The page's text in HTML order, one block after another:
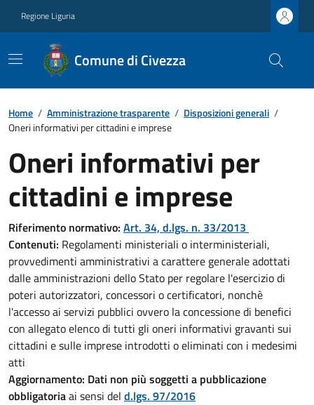
Regione Liguria
Comune di Civezza
Home / Amministrazione trasparente / Disposizioni generali /
Oneri informativi per cittadini e imprese
Oneri informativi per
cittadini e imprese
Riferimento normativo: Art. 34, d.lgs. n. 33/2013
Contenuti: Regolamenti ministeriali o interministeriali,
provvedimenti amministrativi a carattere generale adottati
dalle amministrazioni dello Stato per regolare l'esercizio di
poteri autorizzatori, concessori o certificatori, nonchè
l'accesso ai servizi pubblici ovvero la concessione di benefici
con allegato elenco di tutti gli oneri informativi gravanti sui
cittadini e sulle imprese introdotti o eliminati con i medesimi
atti
Aggiornamento: Dati non più soggetti a pubblicazione
obbligatoriaai sensi del d.lgs. 97/2016